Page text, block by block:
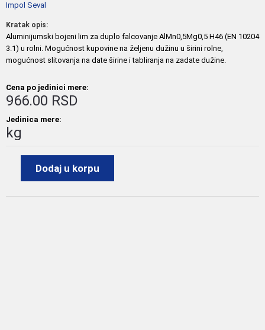
Impol Seval
Kratak opis:
Aluminijumski bojeni lim za duplo falcovanje AlMn0,5Mg0,5 H46 (EN 10204
3.1) u rolni. Mogućnost kupovine na željenu dužinu u širini rolne,
mogućnost slitovanja na date širine i tabliranja na zadate dužine.
Cena po jedinici mere:
966.00 RSD
Jedinica mere:
kg
Dodaj u korpu